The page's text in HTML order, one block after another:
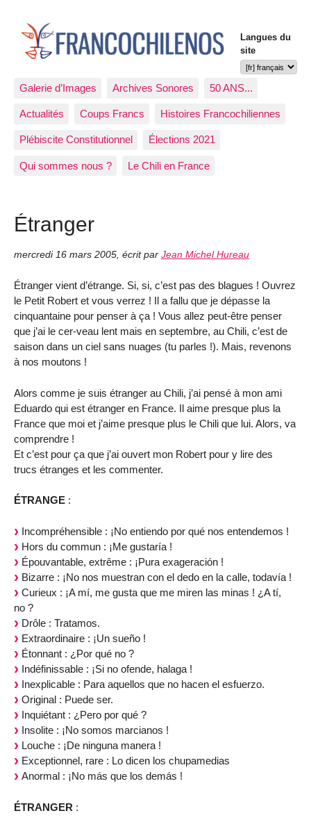
Langues du
site
Galerie d’Images Archives Sonores 50 ANS...
Actualités Coups Francs Histoires Francochiliennes
Plébiscite Constitutionnel Élections 2021
Qui sommes nous ? Le Chili en France
Étranger
mercredi 16 mars 2005, écrit par Jean Michel Hureau
Étranger vient d’étrange. Si, si, c’est pas des blagues ! Ouvrez
le Petit Robert et vous verrez ! Il a fallu que je dépasse la
cinquantaine pour penser à ça ! Vous allez peut-être penser
que j’ai le cer-veau lent mais en septembre, au Chili, c’est de
saison dans un ciel sans nuages (tu parles !). Mais, revenons
à nos moutons !
Alors comme je suis étranger au Chili, j’ai pensé à mon ami
Eduardo qui est étranger en France. Il aime presque plus la
France que moi et j’aime presque plus le Chili que lui. Alors, va
comprendre !
Et c’est pour ça que j’ai ouvert mon Robert pour y lire des
trucs étranges et les commenter.
ÉTRANGE :
Incompréhensible : ¡No entiendo por qué nos entendemos !
Hors du commun : ¡Me gustaría !
Épouvantable, extrême : ¡Pura exageración !
Bizarre : ¡No nos muestran con el dedo en la calle, todavía !
Curieux : ¡A mí, me gusta que me miren las minas ! ¿A tí,
no ?
Drôle : Tratamos.
Extraordinaire : ¡Un sueño !
Étonnant : ¿Por qué no ?
Indéfinissable : ¡Si no ofende, halaga !
Inexplicable : Para aquellos que no hacen el esfuerzo.
Original : Puede ser.
Inquiétant : ¿Pero por qué ?
Insolite : ¡No somos marcianos !
Louche : ¡De ninguna manera !
Exceptionnel, rare : Lo dicen los chupamedias
Anormal : ¡No más que los demás !
ÉTRANGER :